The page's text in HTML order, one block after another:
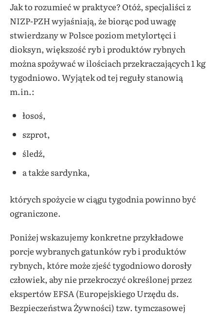
Jak to rozumieć w praktyce? Otóż, specjaliści z
NIZP-PZH wyjaśniają, że biorąc pod uwagę
stwierdzany w Polsce poziom metylortęci i
dioksyn, większość ryb i produktów rybnych
można spożywać w ilościach przekraczających 1 kg
tygodniowo. Wyjątek od tej reguły stanowią
m.in.:
łosoś,
szprot,
śledź,
a także sardynka,
których spożycie w ciągu tygodnia powinno być
ograniczone.
Poniżej wskazujemy konkretne przykładowe
porcje wybranych gatunków ryb i produktów
rybnych, które może zjeść tygodniowo dorosły
człowiek, aby nie przekroczyć określonej przez
ekspertów EFSA (Europejskiego Urzędu ds.
Bezpieczeństwa Żywności) tzw. tymczasowej